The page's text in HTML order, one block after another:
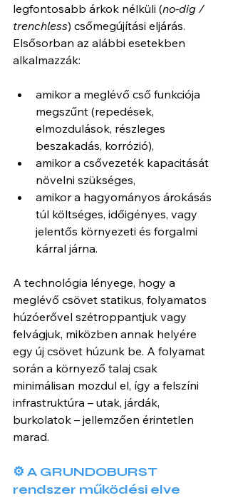
legfontosabb árkok nélküli (no-dig /
trenchless) csőmegújítási eljárás.
Elsősorban az alábbi esetekben
alkalmazzák:
amikor a meglévő cső funkciója
megszűnt (repedések,
elmozdulások, részleges
beszakadás, korrózió),
amikor a csővezeték kapacitását
növelni szükséges,
amikor a hagyományos árokásás
túl költséges, időigényes, vagy
jelentős környezeti és forgalmi
kárral járna.
A technológia lényege, hogy a
meglévő csövet statikus, folyamatos
húzóerővel szétroppantjuk vagy
felvágjuk, miközben annak helyére
egy új csövet húzunk be. A folyamat
során a környező talaj csak
minimálisan mozdul el, így a felszíni
infrastruktúra – utak, járdák,
burkolatok – jellemzően érintetlen
marad.
⚙️ A GRUNDOBURST
rendszer működési elve